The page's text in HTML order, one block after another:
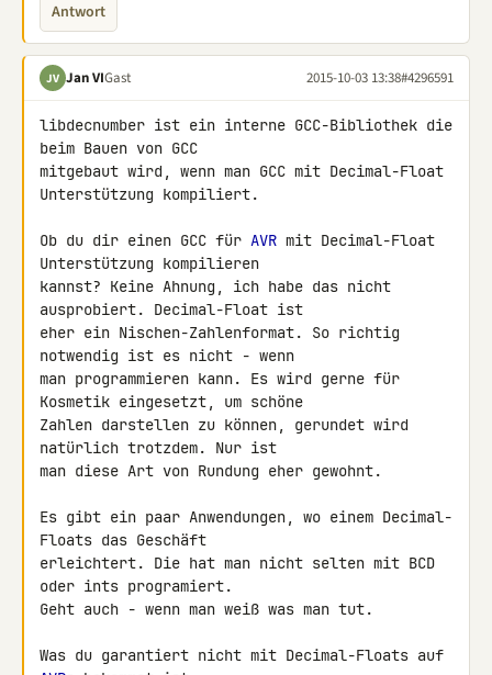
Antwort
JV Jan VIGast 2015-10-03 13:38#4296591
libdecnumber ist ein interne GCC-Bibliothek die
beim Bauen von GCC
mitgebaut wird, wenn man GCC mit Decimal-Float
Unterstützung kompiliert.
Ob du dir einen GCC für AVR mit Decimal-Float
Unterstützung kompilieren
kannst? Keine Ahnung, ich habe das nicht
ausprobiert. Decimal-Float ist
eher ein Nischen-Zahlenformat. So richtig
notwendig ist es nicht - wenn
man programmieren kann. Es wird gerne für
Kosmetik eingesetzt, um schöne
Zahlen darstellen zu können, gerundet wird
natürlich trotzdem. Nur ist
man diese Art von Rundung eher gewohnt.
Es gibt ein paar Anwendungen, wo einem Decimal-
Floats das Geschäft
erleichtert. Die hat man nicht selten mit BCD
oder ints programiert.
Geht auch - wenn man weiß was man tut.